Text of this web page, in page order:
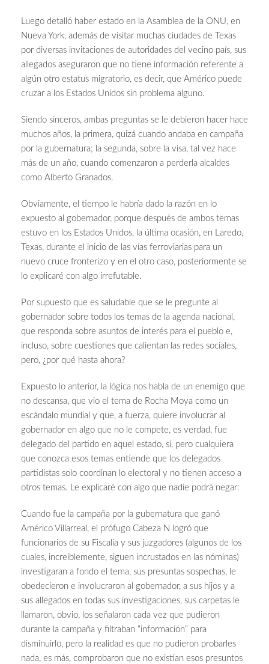
Luego detalló haber estado en la Asamblea de la ONU, en
Nueva York, además de visitar muchas ciudades de Texas
por diversas invitaciones de autoridades del vecino país, sus
allegados aseguraron que no tiene información referente a
algún otro estatus migratorio, es decir, que Américo puede
cruzar a los Estados Unidos sin problema alguno.
Siendo sinceros, ambas preguntas se le debieron hacer hace
muchos años, la primera, quizá cuando andaba en campaña
por la gubernatura; la segunda, sobre la visa, tal vez hace
más de un año, cuando comenzaron a perderla alcaldes
como Alberto Granados.
Obviamente, el tiempo le habría dado la razón en lo
expuesto al gobernador, porque después de ambos temas
estuvo en los Estados Unidos, la última ocasión, en Laredo,
Texas, durante el inicio de las vías ferroviarias para un
nuevo cruce fronterizo y en el otro caso, posteriormente se
lo explicaré con algo irrefutable.
Por supuesto que es saludable que se le pregunte al
gobernador sobre todos los temas de la agenda nacional,
que responda sobre asuntos de interés para el pueblo e,
incluso, sobre cuestiones que calientan las redes sociales,
pero, ¿por qué hasta ahora?
Expuesto lo anterior, la lógica nos habla de un enemigo que
no descansa, que vio el tema de Rocha Moya como un
escándalo mundial y que, a fuerza, quiere involucrar al
gobernador en algo que no le compete, es verdad, fue
delegado del partido en aquel estado, sí, pero cualquiera
que conozca esos temas entiende que los delegados
partidistas solo coordinan lo electoral y no tienen acceso a
otros temas. Le explicaré con algo que nadie podrá negar:
Cuando fue la campaña por la gubernatura que ganó
Américo Villarreal, el prófugo Cabeza N logró que
funcionarios de su Fiscalía y sus juzgadores (algunos de los
cuales, increíblemente, siguen incrustados en las nóminas)
investigaran a fondo el tema, sus presuntas sospechas, le
obedecieron e involucraron al gobernador, a sus hijos y a
sus allegados en todas sus investigaciones, sus carpetas le
llamaron, obvio, los señalaron cada vez que pudieron
durante la campaña y filtraban “información” para
disminuirlo, pero la realidad es que no pudieron probarles
nada, es más, comprobaron que no existían esos presuntos